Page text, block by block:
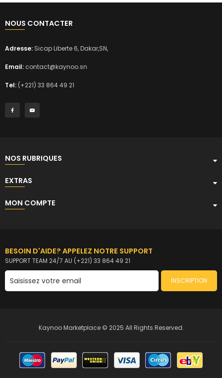
NOUS CONTACTER
Adresse: Sicap Liberte 6, Dakar,SN,
Email: contact@kaynoo.sn
Tel: (+221) 33 864 49 21
NOS RUBRIQUES
EXTRAS
MON COMPTE
BESOIN D'AIDE? APPELEZ NOTRE SUPPORT
SUPPORT TEAM 24/7 AU (+221) 33 864 49 21
INSCRIPTION
Kaynoo Marketplace © 2025 All Rights Reserved.